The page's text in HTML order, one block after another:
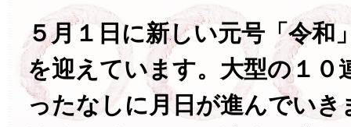
５月１日に新しい元号「令和
を迎えています。大型の１０
ったなしに月日が進んでいき